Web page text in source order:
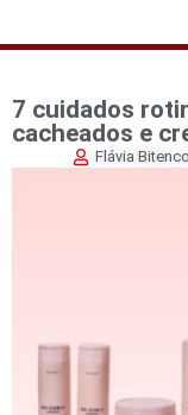
7 cuidados
cacheados e
Flávia